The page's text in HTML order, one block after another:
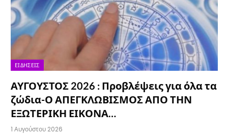
ΕΙΔΉΣΕΙΣ
ΑΥΓΟΥΣΤΟΣ 2026 : Προβλέψεις για όλα τα
ζώδια-Ο ΑΠΕΓΚΛΩΒΙΣΜΟΣ ΑΠΟ ΤΗΝ
ΕΞΩΤΕΡΙΚΗ ΕΙΚΟΝΑ…
1 Αυγούστου 2026